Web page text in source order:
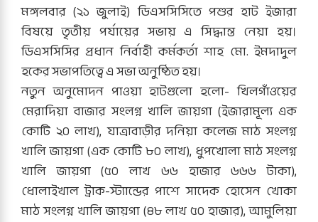
মঙ্গলবার (২১ জুলাই) ডিএসসিসিতে পশুর হাট ইজারা
বিষয়ে তৃতীয় পর্যায়ের সভায় এ সিদ্ধান্ত নেয়া হয়।
ডিএসসিসির প্রধান নির্বাহী কর্মকর্তা শাহ মো. ইমদাদুল
হকের সভাপতিত্বে এ সভা অনুষ্ঠিত হয়।
নতুন অনুমোদন পাওয়া হাটগুলো হলো- খিলগাঁওয়ের
মেরাদিয়া বাজার সংলগ্ন খালি জায়গা (ইজারামূল্য এক
কোটি ২০ লাখ), যাত্রাবাড়ীর দনিয়া কলেজ মাঠ সংলগ্ন
খালি জায়গা (এক কোটি ৮০ লাখ), ধুপখোলা মাঠ সংলগ্ন
খালি জায়গা (৫০ লাখ ৬৬ হাজার ৬৬৬ টাকা),
ধোলাইখাল ট্রাক-স্ট্যান্ডের পাশে সাদেক হোসেন খোকা
মাঠ সংলগ্ন খালি জায়গা (৪৮ লাখ ৫০ হাজার), আমুলিয়া